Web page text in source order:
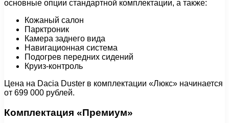
основные опции стандартной комплектации, а также:
Кожаный салон
Парктроник
Камера заднего вида
Навигационная система
Подогрев передних сидений
Круиз-контроль
Цена на Dacia Duster в комплектации «Люкс» начинается
от 699 000 рублей.
Комплектация «Премиум»